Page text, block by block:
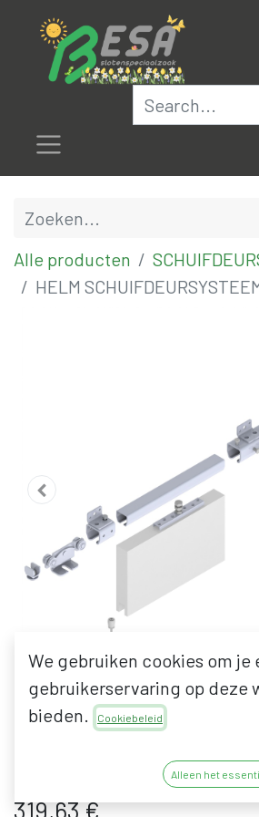
Alle producten
HELM
HELM
319,63€
We gebruiken cookies om je
gebruikerservaring op deze
bieden.
Cookiebeleid
Alleen het